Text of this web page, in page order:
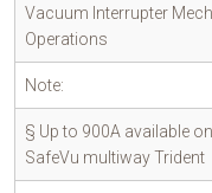
Vacuum Interrupter
Operations
Note:
§ Up to 900A available
SafeVu multiway Trident